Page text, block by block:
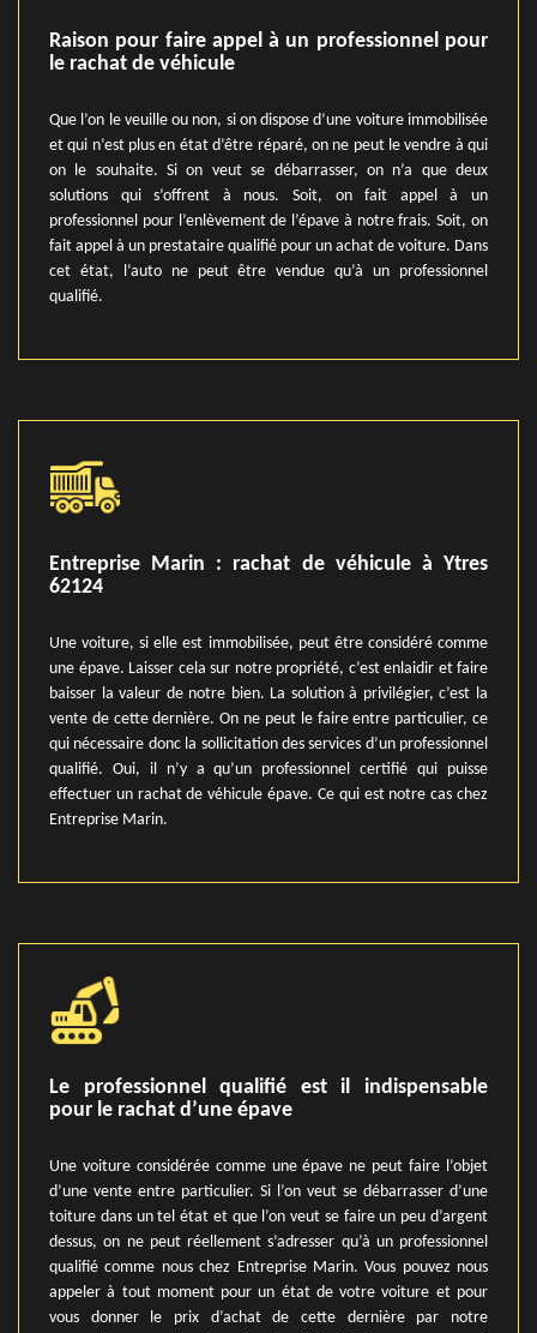
Raison pour faire appel à un professionnel pour
le rachat de véhicule
Que l’on le veuille ou non, si on dispose d’une voiture immobilisée
et qui n’est plus en état d’être réparé, on ne peut le vendre à qui
on le souhaite. Si on veut se débarrasser, on n’a que deux
solutions qui s’offrent à nous. Soit, on fait appel à un
professionnel pour l’enlèvement de l’épave à notre frais. Soit, on
fait appel à un prestataire qualifié pour un achat de voiture. Dans
cet état, l’auto ne peut être vendue qu’à un professionnel
qualifié.
Entreprise Marin : rachat de véhicule à Ytres
62124
Une voiture, si elle est immobilisée, peut être considéré comme
une épave. Laisser cela sur notre propriété, c’est enlaidir et faire
baisser la valeur de notre bien. La solution à privilégier, c’est la
vente de cette dernière. On ne peut le faire entre particulier, ce
qui nécessaire donc la sollicitation des services d’un professionnel
qualifié. Oui, il n’y a qu’un professionnel certifié qui puisse
effectuer un rachat de véhicule épave. Ce qui est notre cas chez
Entreprise Marin.
Le professionnel qualifié est il indispensable
pour le rachat d’une épave
Une voiture considérée comme une épave ne peut faire l’objet
d’une vente entre particulier. Si l’on veut se débarrasser d’une
toiture dans un tel état et que l’on veut se faire un peu d’argent
dessus, on ne peut réellement s’adresser qu’à un professionnel
qualifié comme nous chez Entreprise Marin. Vous pouvez nous
appeler à tout moment pour un état de votre voiture et pour
vous donner le prix d’achat de cette dernière par notre